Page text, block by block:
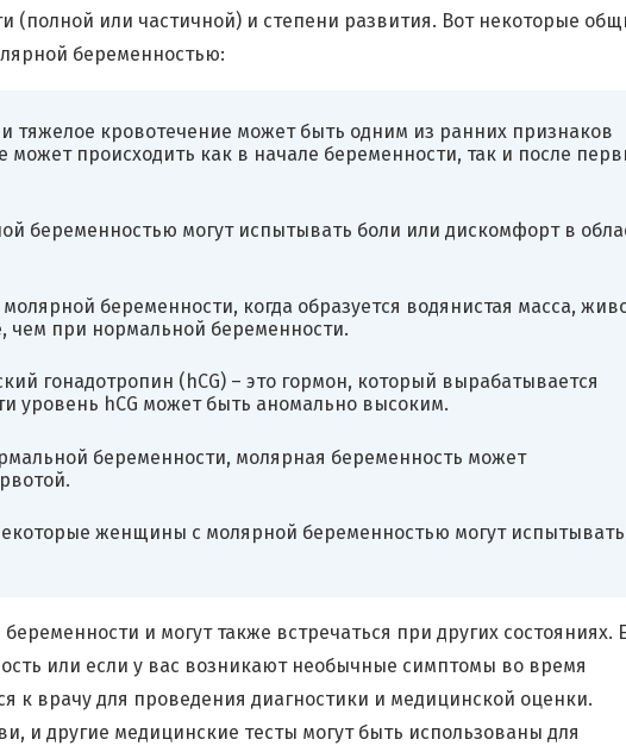
(полной или частичной) и степени развития. Вот некоторые
беременностью:
тяжелое кровотечение может быть одним из ранних признаков
происходить как в начале беременности, так и после
беременностью могут испытывать боли или дискомфорт в
беременности, когда образуется водянистая масса,
чем при нормальной беременности.
гонадотропин (hCG) – это гормон, который вырабатывается
уровень hCG может быть аномально высоким.
беременности, молярная беременность может
женщины с молярной беременностью могут испытывать
и могут также встречаться при других состояниях.
или если у вас возникают необычные симптомы во время
к врачу для проведения диагностики и медицинской оценки.
и другие медицинские тесты могут быть использованы для